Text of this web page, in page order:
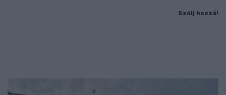
Szólj hozzá!